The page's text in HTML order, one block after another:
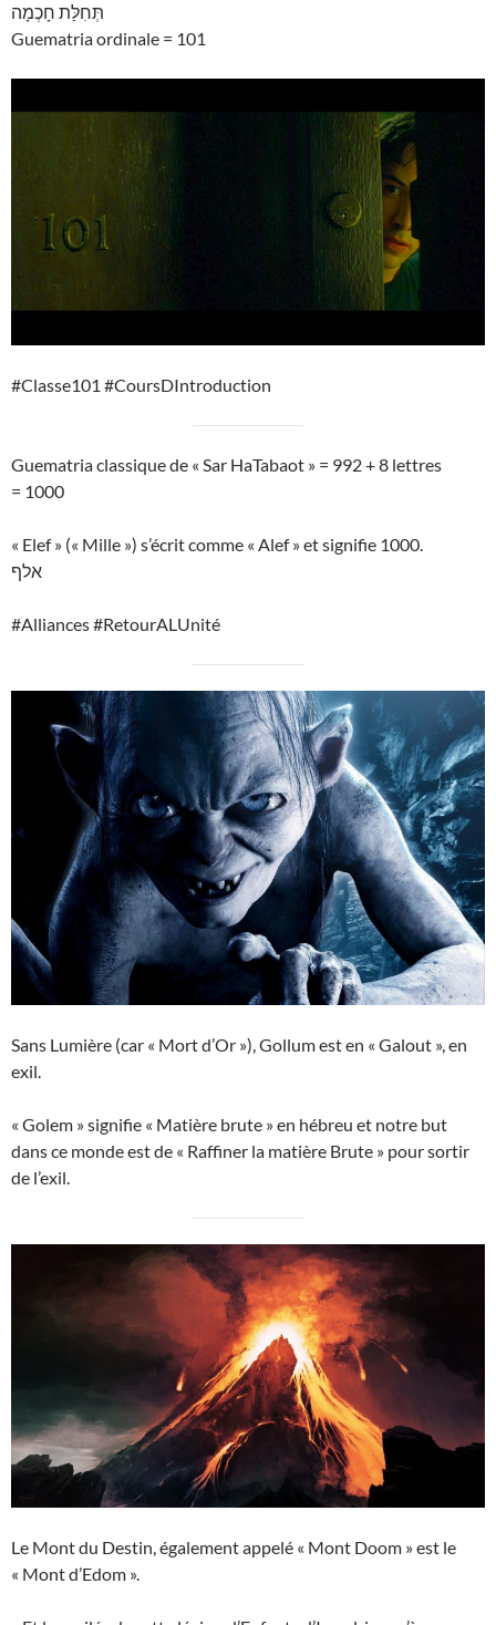
תְּחִלַּת חָכְמָה
Guematria ordinale = 101
#Classe101 #CoursDIntroduction
Guematria classique de « Sar HaTabaot » = 992 + 8 lettres
= 1000
« Elef » (« Mille ») s’écrit comme « Alef » et signifie 1000.
אלף
#Alliances #RetourALUnité
Sans Lumière (car « Mort d’Or »), Gollum est en « Galout », en
exil.
« Golem » signifie « Matière brute » en hébreu et notre but
dans ce monde est de « Raffiner la matière Brute » pour sortir
de l’exil.
Le Mont du Destin, également appelé « Mont Doom » est le
« Mont d’Edom ».